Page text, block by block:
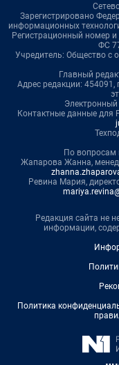
Зарегистрировано
информационных
Регистрационный номер
ФС
Учредитель: Общество с
Главный
Адрес редакции: 454091,
Электронный
Контактные данные для
По вопросам
Жапарова Жанна,
Ревина Мария,
Редакция сайта не
информации,
Политика